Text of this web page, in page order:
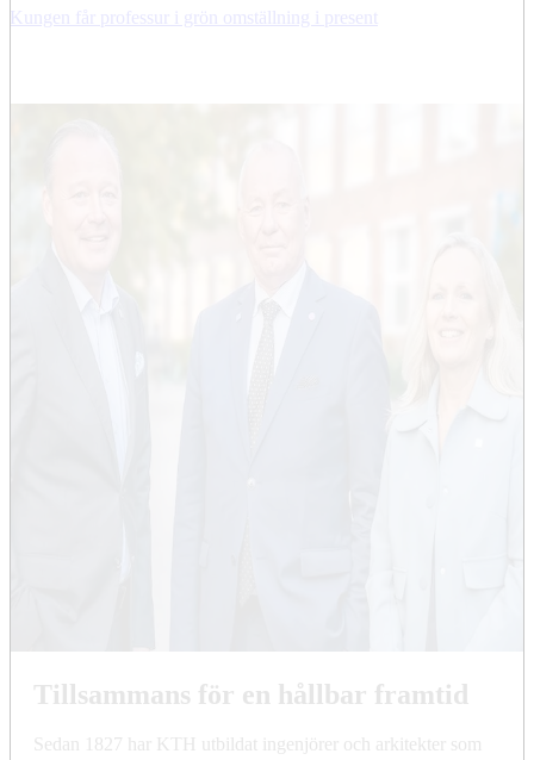
Kungen får professur i grön omställning i present
Tillsammans för en hållbar framtid
Sedan 1827 har KTH utbildat ingenjörer och arkitekter som